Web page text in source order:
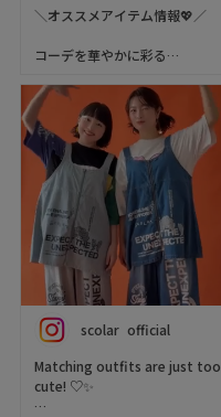
＼オススメアイテム情報💖／
コーデを華やかに彩る
カート達🎨👩‍🎨
夏のコーデにバエル、
キュートなスカートをご紹介し
ます🐬🩷❤️🩷
お気に入りitemを見つけて暑い
夏もHappyに過ごそう✨✨
ぜひチェックしてくださいね🦊
🍫
▶️ 新作・詳細は公式サイトへ
『 ScoLar（ スカラー ）』で検
索してね🔍
☆・☆・☆・☆・☆・☆・☆・
☆
scolar_official
Matching outfits are just too
cute! ♡✨